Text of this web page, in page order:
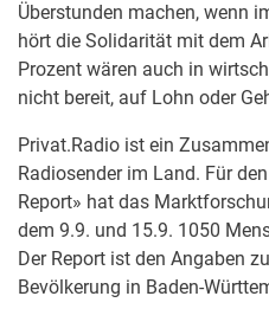
Überstunden machen, wenn
hört die Solidarität mit dem
Prozent wären auch in
nicht bereit, auf Lohn oder
Privat.Radio ist ein
Radiosender im Land. Für
Report» hat das
dem 9.9. und 15.9. 1050
Der Report ist den Angaben
Bevölkerung in Baden-